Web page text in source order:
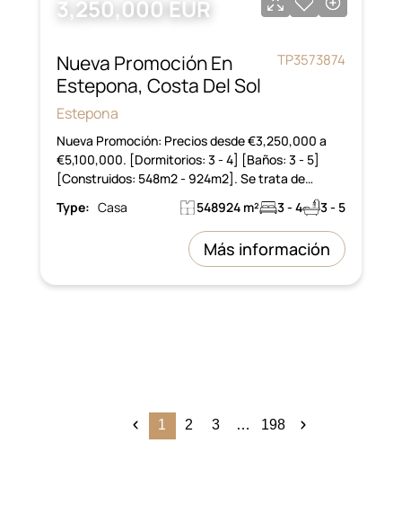
3,250,000 EUR
Nueva Promoción En
Estepona, Costa Del Sol
TP3573874
Estepona
Nueva Promoción: Precios desde €3,250,000 a
€5,100,000. [Dormitorios: 3 - 4] [Baños: 3 - 5]
[Construidos: 548m2 - 924m2]. Se trata de…
Type: Casa 548924 m² 3 - 4 3 - 5
Más información
1 2 3 … 198